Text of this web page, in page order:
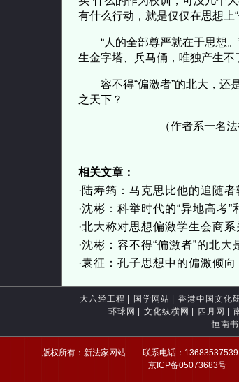
有什么行动，就是仅仅在思想上“
“人的全部尊严就在于思想
生金字塔、兵马俑，唯独产生不
容不得“偏激者”的北大，还
之天下？
（作者系一名法律
相关文章：
·陆寿筠：马克思比他的追随
·沈彬：科举时代的“异地高考”
·北大称对思想偏激学生会商系
·沈彬：容不得“偏激者”的北大
·袁征：孔子思想中的偏激倾向
大六经工程 国学网站 香港中国文化
环球网
文化纵横网 四月网
恒南
版权所有：新法家网站 联系电话：
京ICP备05073683号